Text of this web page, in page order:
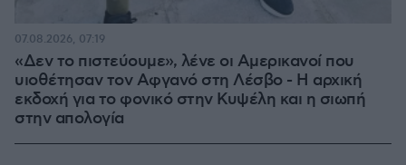
«Δεν το πιστεύουμε», λένε οι Αμερικανοί που
υιοθέτησαν τον Αφγανό στη Λέσβο - Η αρχική
εκδοχή για το φονικό στην Κυψέλη και η σιωπή
στην απολογία
07.08.2026, 07:19